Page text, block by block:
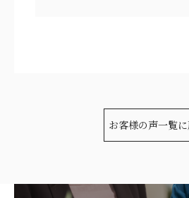
お客様の声一覧に